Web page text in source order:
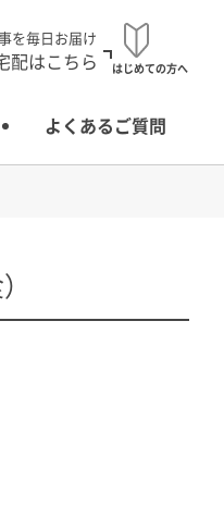
を毎日お届け
配はこちら はじめての方へ
よくあるご質問